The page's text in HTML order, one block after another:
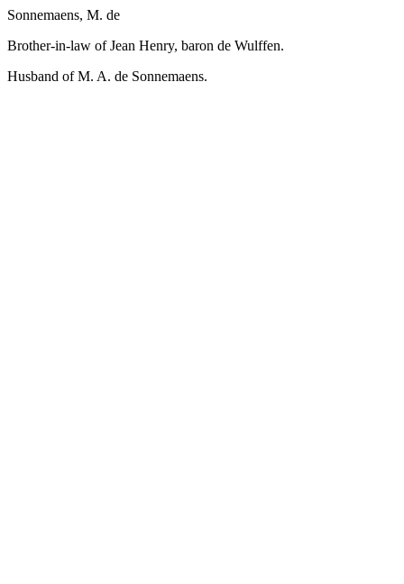
Sonnemaens, M. de
Brother-in-law of Jean Henry, baron de Wulffen.
Husband of M. A. de Sonnemaens.